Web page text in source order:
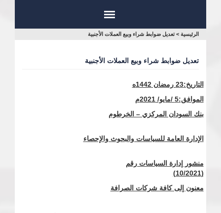
أنت
الرئيسية > تعديل ضوابط شراء وبيع العملات الأجنبية
تعديل ضوابط شراء وبيع العملات الأجنبية
التاريخ:23 رمضان 1442ه
الموافق:5 /مايو/ 2021م
بنك السودان المركزي – الخرطوم
الإدارة العامة للسياسات والبحوث والإحصاء
منشور إدارة السياسات رقم
(10/2021)
معنون إلى كافة شركات الصرافة